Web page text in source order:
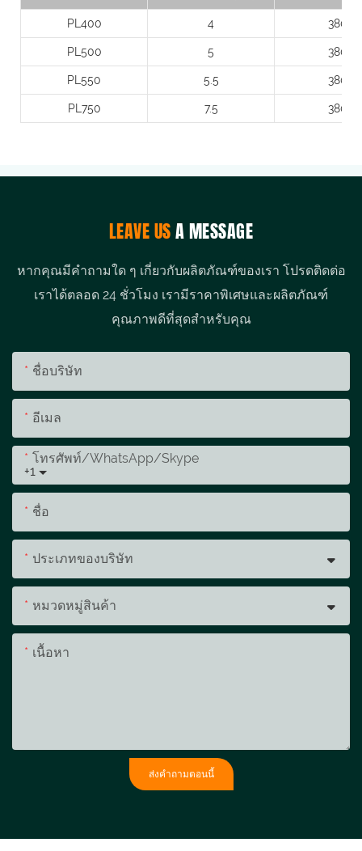
PL400 4 380
PL500 5 380
PL550 5.5 380
PL750 7.5 380
LEAVE USA MESSAGE
หากคุณมีคำถามใด ๆ เกี่ยวกับผลิตภัณฑ์ของเรา โปรดติดต่อ
เราได้ตลอด 24 ชั่วโมง เรามีราคาพิเศษและผลิตภัณฑ์
คุณภาพดีที่สุดสำหรับคุณ
ชื่อบริษัท
อีเมล
+1
โทรศัพท์/WhatsApp/Skype
ชื่อ
ประเภทของบริษัท
หมวดหมู่สินค้า
เนื้อหา
ส่งคำถามตอนนี้